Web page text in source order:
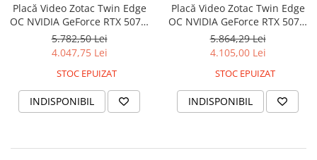
Placă Video Zotac Twin Edge
OC NVIDIA GeForce RTX 5070,
12 GB GDDR7, PCIe x16 5.0,
192 bit, Black
5.782,50 Lei
4.047,75 Lei
STOC EPUIZAT
INDISPONIBIL
Placă Video Zotac Twin Edge
OC NVIDIA GeForce RTX 5070,
12 GB GDDR7, PCIe x16 5.0,
192 bit, White
5.864,29 Lei
4.105,00 Lei
STOC EPUIZAT
INDISPONIBIL